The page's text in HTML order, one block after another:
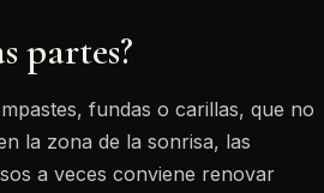
partes?
fundas o carillas, que no
la zona de la sonrisa, las
a veces conviene renovar